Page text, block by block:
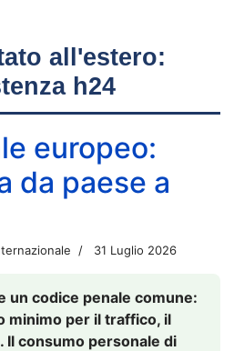
all'estero:
h24
europeo:
da paese a
31 Luglio 2026
un codice penale comune:
minimo per il traffico, il
Il consumo personale di